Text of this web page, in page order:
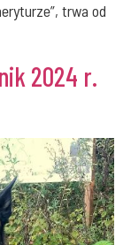
trwa od
2024 r.